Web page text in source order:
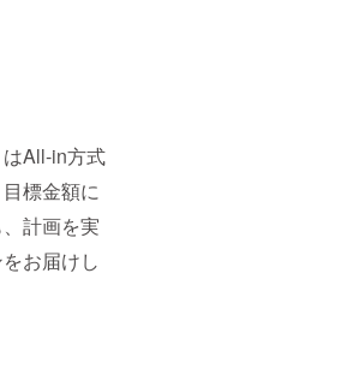
All-in方式
標金額に
計画を実
お届けし